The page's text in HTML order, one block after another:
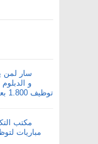
سار لمن
توظيف 1.800 بعدة مصالح و إدارات عمومية
مكتب